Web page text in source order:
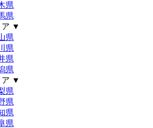
県
県
▼
県
県
県
県
▼
県
県
県
県